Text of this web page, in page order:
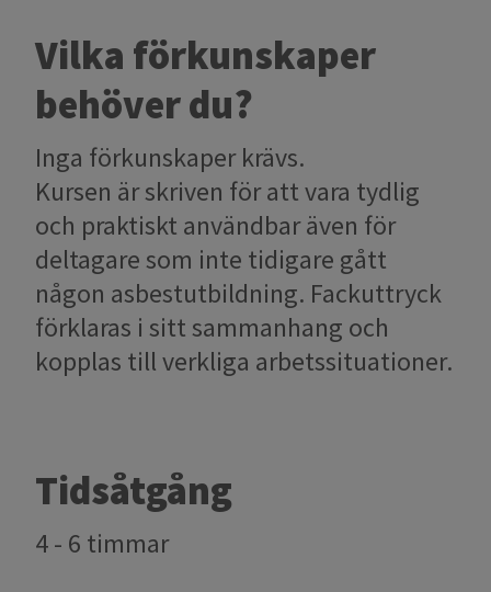
Vilka förkunskaper
behöver du?
Inga förkunskaper krävs.
Kursen är skriven för att vara tydlig
och praktiskt användbar även för
deltagare som inte tidigare gått
någon asbestutbildning. Fackuttryck
förklaras i sitt sammanhang och
kopplas till verkliga arbetssituationer.
Tidsåtgång
4 - 6 timmar